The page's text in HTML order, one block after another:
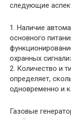
следующие
1. Наличие
основного
охранных
2. Количество и
определяет,
одновременно и
Газовые